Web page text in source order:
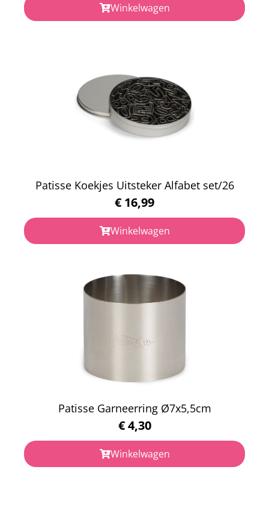
Winkelwagen
Patisse Koekjes Uitsteker Alfabet set/26
€ 16,99
Winkelwagen
Patisse Garneerring Ø7x5,5cm
€4,30
Winkelwagen